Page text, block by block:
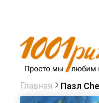
Главная Пазл